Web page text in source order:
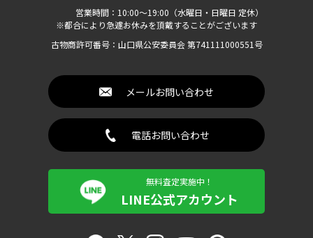
営業時間：10:00〜19:00（水曜日・日曜日 定休）
※都合により急遽お休みを頂戴することがございます
古物商許可番号：山口県公安委員会 第741111000551号
メールお問い合わせ
電話お問い合わせ
無料査定実施中！
LINE公式アカウント